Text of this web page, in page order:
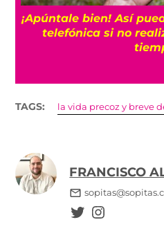
¡Apúntale bien! Así
telefónica si no
TAGS: la vida precoz y breve
FRANCISCO